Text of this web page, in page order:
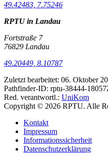
49.42483, 7.75246
RPTU in Landau
Fortstraße 7
76829 Landau
49.20449, 8.10787
Zuletzt bearbeitet: 06. Oktober
Pathfinder-ID: rptu-38444-18057
Red. verantwortl.: UniKom
Copyright © 2026 RPTU. Alle
Kontakt
Impressum
Informationssicherheit
Datenschutzerklärung